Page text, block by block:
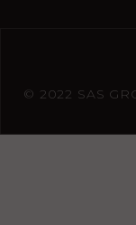
© 2022 SAS